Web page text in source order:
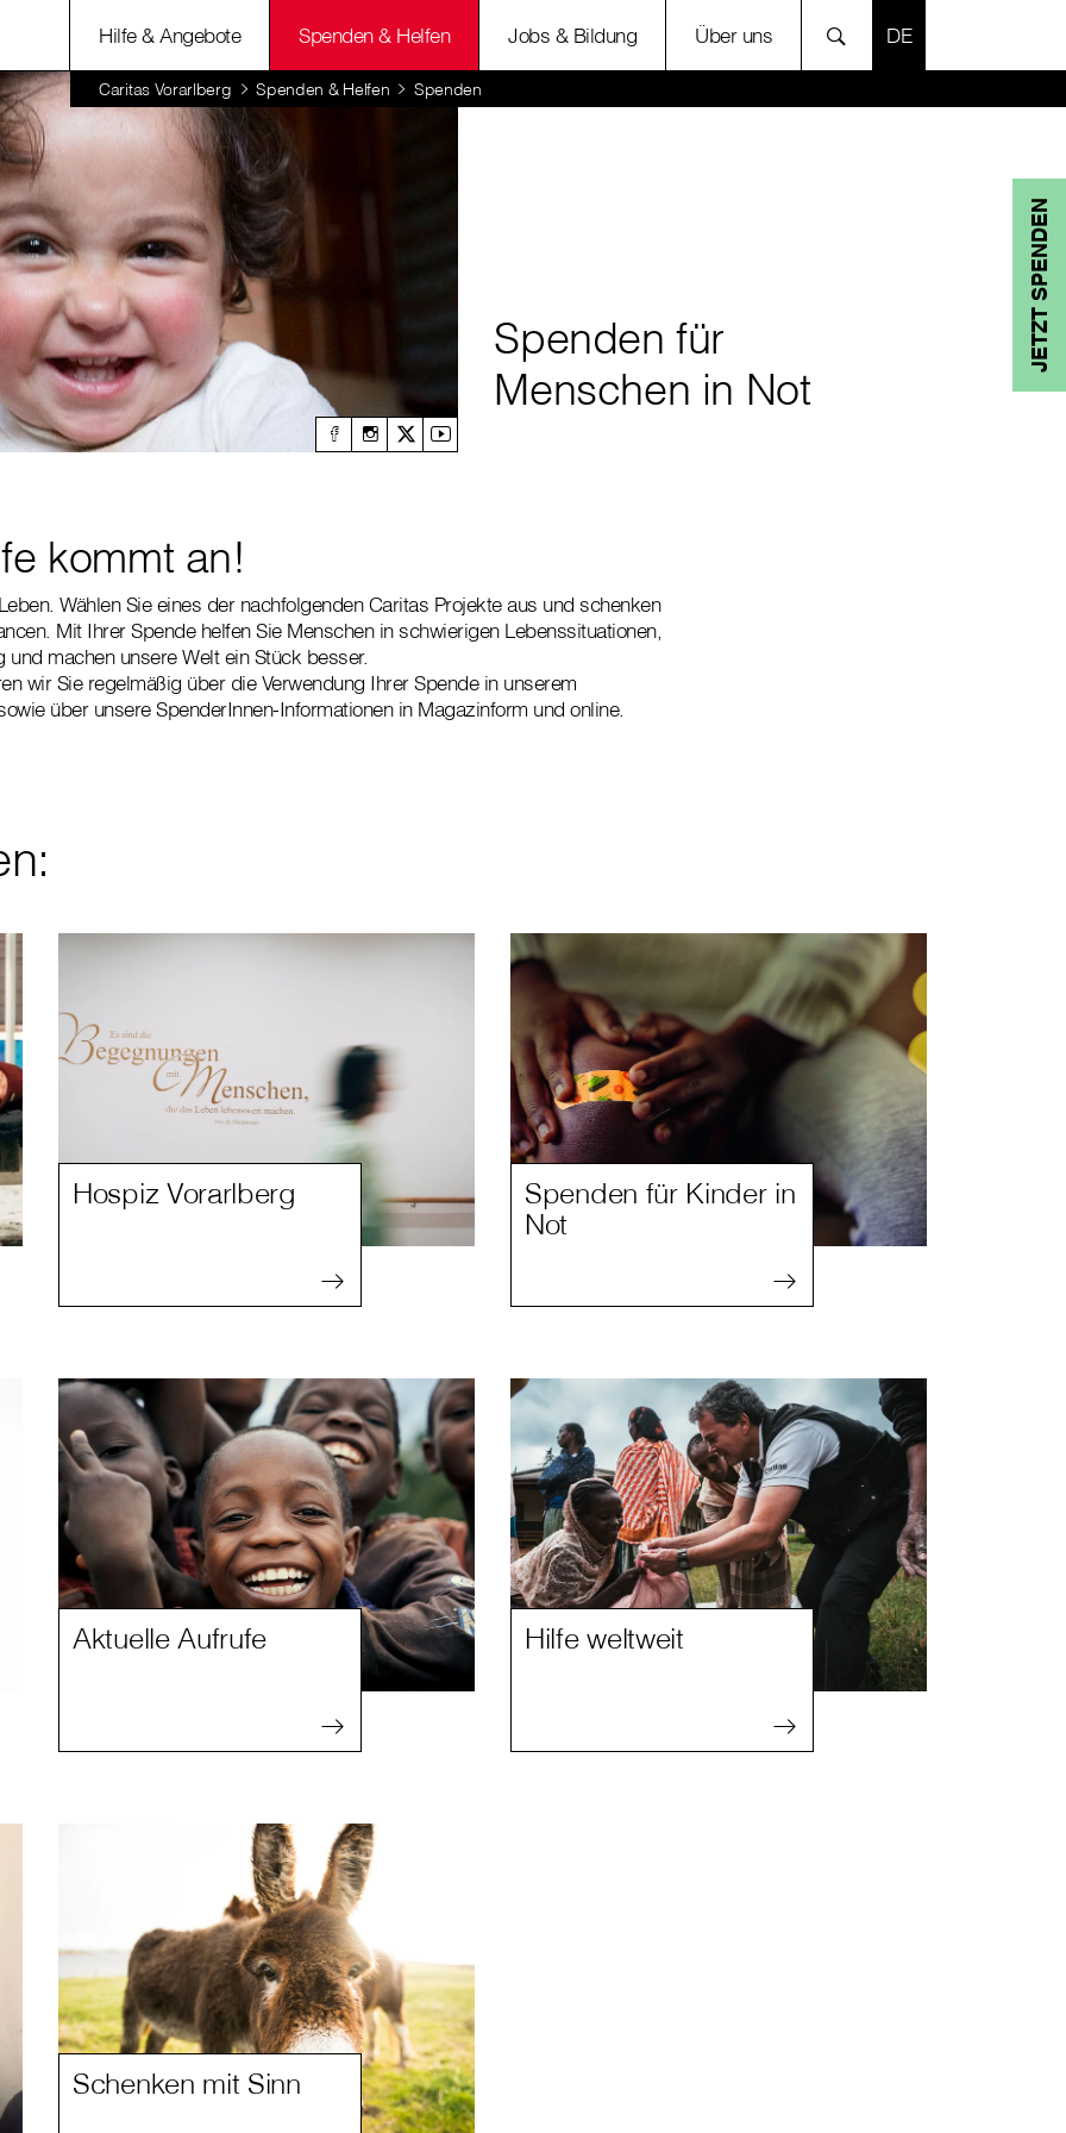
Hilfe & Angebote Spenden & Helfen Jobs & Bildung Über uns SPRACHE
Caritas Vorarlberg Spenden & Helfen Spenden
JETZT SPENDEN
Spenden für
Menschen in Not
kommt an!
Wählen Sie eines der nachfolgenden Caritas Projekte aus und schenken
Mit Ihrer Spende helfen Sie Menschen in schwierigen Lebenssituationen,
und machen unsere Welt ein Stück besser.
wir Sie regelmäßig über die Verwendung Ihrer Spende in unserem
über unsere SpenderInnen-Informationen in Magazinform und online.
Hospiz Vorarlberg
Spenden für Kinder in
Not
Aktuelle Aufrufe Hilfe weltweit
Schenken mit Sinn